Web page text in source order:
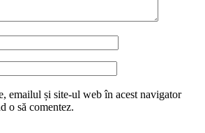
emailul și site-ul web în acest navigator
o să comentez.